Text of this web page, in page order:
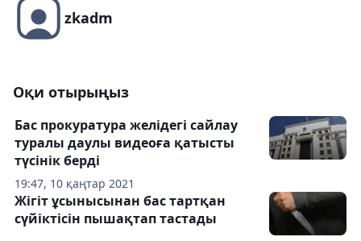
zkadm
Оқи отырыңыз
19:47, 10 қаңтар 2021
Бас прокуратура желідегі сайлау
туралы даулы видеоға қатысты
түсінік берді
Жігіт ұсынысынан бас тартқан
сүйіктісін пышақтап тастады